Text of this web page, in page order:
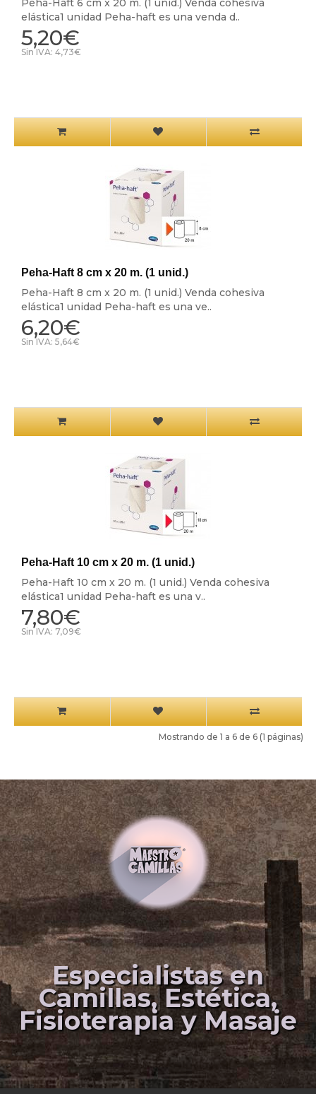
Peha-Haft 6 cm x 20 m. (1 unid.) Venda cohesiva
elástica1 unidad Peha-haft es una venda d..
5,20€
Sin IVA: 4,73€
Peha-Haft 8 cm x 20 m. (1 unid.)
Peha-Haft 8 cm x 20 m. (1 unid.) Venda cohesiva
elástica1 unidad Peha-haft es una ve..
6,20€
Sin IVA: 5,64€
Peha-Haft 10 cm x 20 m. (1 unid.)
Peha-Haft 10 cm x 20 m. (1 unid.) Venda cohesiva
elástica1 unidad Peha-haft es una v..
7,80€
Sin IVA: 7,09€
Mostrando de 1 a 6 de 6 (1 páginas)
Especialistas en
Camillas, Estética,
Fisioterapia y Masaje